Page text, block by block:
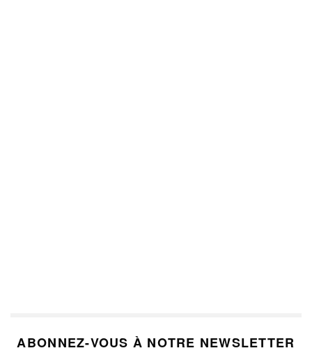
ABONNEZ-VOUS À NOTRE NEWSLETTER